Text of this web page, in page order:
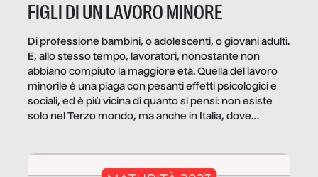
FIGLI DI UN LAVORO MINORE
Di professione bambini, o adolescenti, o giovani adulti.
E, allo stesso tempo, lavoratori, nonostante non
abbiano compiuto la maggiore età. Quella del lavoro
minorile è una piaga con pesanti effetti psicologici e
sociali, ed è più vicina di quanto si pensi: non esiste
solo nel Terzo mondo, ma anche in Italia, dove